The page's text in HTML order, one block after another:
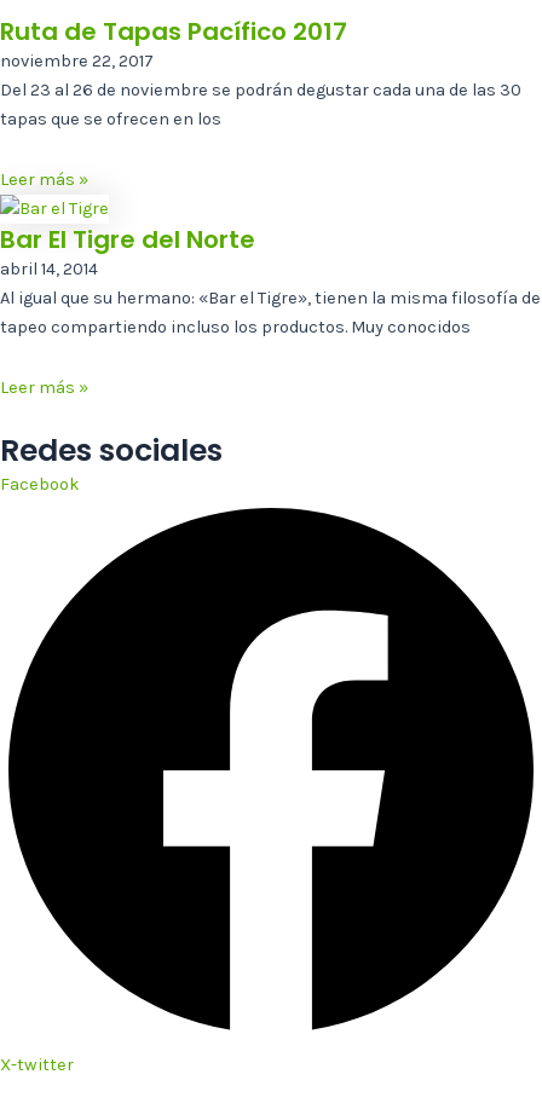
Ruta de Tapas Pacífico 2017
noviembre 22, 2017
Del 23 al 26 de noviembre se podrán degustar cada una de las 30
tapas que se ofrecen en los
Leer más »
Bar El Tigre del Norte
abril 14, 2014
Al igual que su hermano: «Bar el Tigre», tienen la misma filosofía de
tapeo compartiendo incluso los productos. Muy conocidos
Leer más »
Redes sociales
Facebook
X-twitter